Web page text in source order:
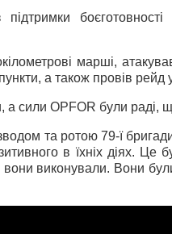
підтримки
марші,
а також провів рейд
сили OPFOR були раді,
та ротою 79-ї
в їхніх діях.
виконували. Вони